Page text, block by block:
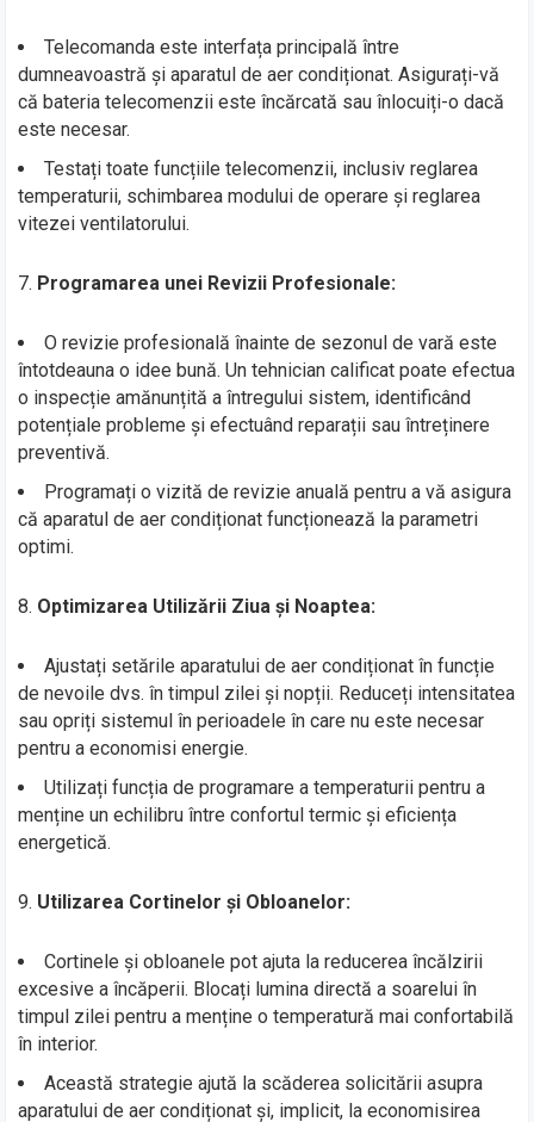
Telecomanda este interfața principală între
dumneavoastră și aparatul de aer condiționat. Asigurați-vă
că bateria telecomenzii este încărcată sau înlocuiți-o dacă
este necesar.
Testați toate funcțiile telecomenzii, inclusiv reglarea
temperaturii, schimbarea modului de operare și reglarea
vitezei ventilatorului.
7. Programarea unei Revizii Profesionale:
O revizie profesională înainte de sezonul de vară este
întotdeauna o idee bună. Un tehnician calificat poate efectua
o inspecție amănunțită a întregului sistem, identificând
potențiale probleme și efectuând reparații sau întreținere
preventivă.
Programați o vizită de revizie anuală pentru a vă asigura
că aparatul de aer condiționat funcționează la parametri
optimi.
8. Optimizarea Utilizării Ziua și Noaptea:
Ajustați setările aparatului de aer condiționat în funcție
de nevoile dvs. în timpul zilei și nopții. Reduceți intensitatea
sau opriți sistemul în perioadele în care nu este necesar
pentru a economisi energie.
Utilizați funcția de programare a temperaturii pentru a
menține un echilibru între confortul termic și eficiența
energetică.
9. Utilizarea Cortinelor și Obloanelor:
Cortinele și obloanele pot ajuta la reducerea încălzirii
excesive a încăperii. Blocați lumina directă a soarelui în
timpul zilei pentru a menține o temperatură mai confortabilă
în interior.
Această strategie ajută la scăderea solicitării asupra
aparatului de aer condiționat și, implicit, la economisirea